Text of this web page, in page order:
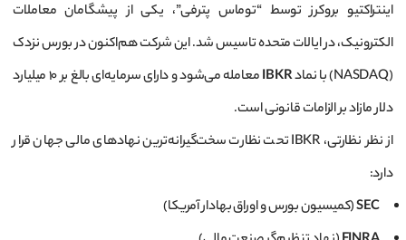
اینتراکتیو بروکرز توسط “توماس پترفی”، یکی از پیشگامان معاملات
الکترونیک، در ایالات متحده تاسیس شد. این شرکت هم‌اکنون در بورس نزدک
(NASDAQ) با نماد
IBKR
معامله می‌شود و دارای سرمایه‌ای بالغ بر ۱۰ میلیارد
دلار مازاد بر الزامات قانونی است.
از نظر نظارتی، IBKR تحت نظارت سخت‌گیرانه‌ترین نهادهای مالی جهان قرار
دارد:
SEC(کمیسیون بورس و اوراق بهادار آمریکا)